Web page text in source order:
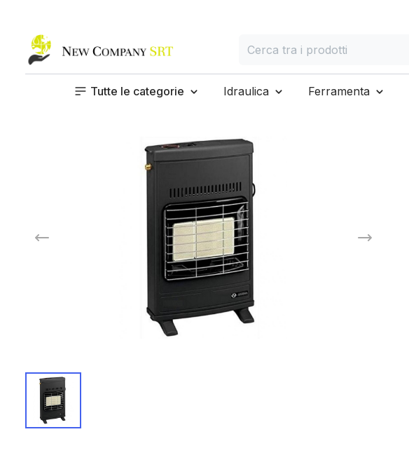
Home page
Tutte le categorie Idraulica Ferramenta